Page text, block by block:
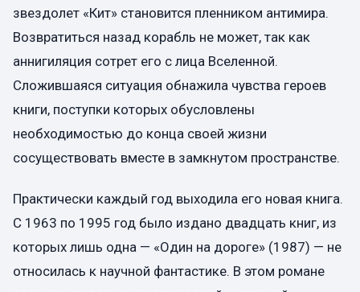
звездолет «Кит» становится пленником антимира.
Возвратиться назад корабль не может, так как
аннигиляция сотрет его с лица Вселенной.
Сложившаяся ситуация обнажила чувства героев
книги, поступки которых обусловлены
необходимостью до конца своей жизни
сосуществовать вместе в замкнутом пространстве.
Практически каждый год выходила его новая книга.
С 1963 по 1995 год было издано двадцать книг, из
которых лишь одна — «Один на дороге» (1987) — не
относилась к научной фантастике. В этом романе